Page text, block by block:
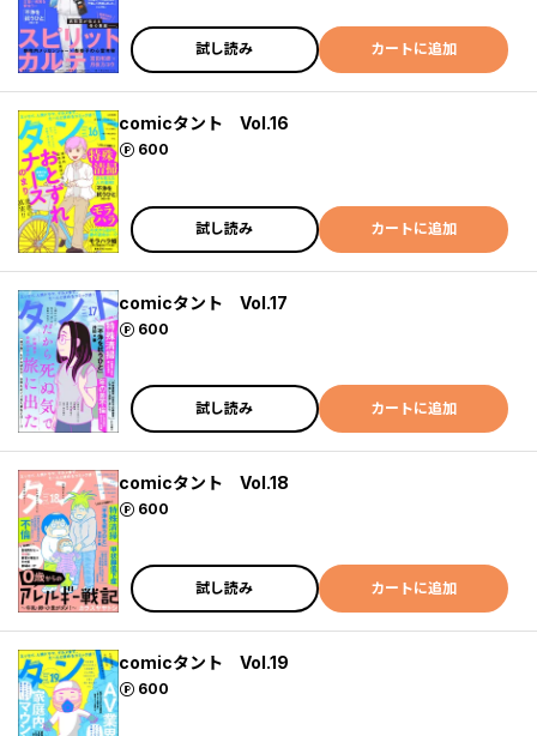
試し読み カートに追加
comicタント Vol.16
600
ポイント
試し読み カートに追加
comicタント Vol.17
600
ポイント
試し読み カートに追加
comicタント Vol.18
600
ポイント
試し読み カートに追加
comicタント Vol.19
600
ポイント